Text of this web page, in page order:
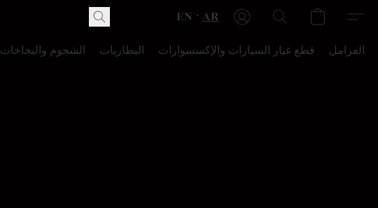
EN AR
الشحوم والبخاخات البطاريات قطع غيار السيارات والإكسسوارات الفرامل